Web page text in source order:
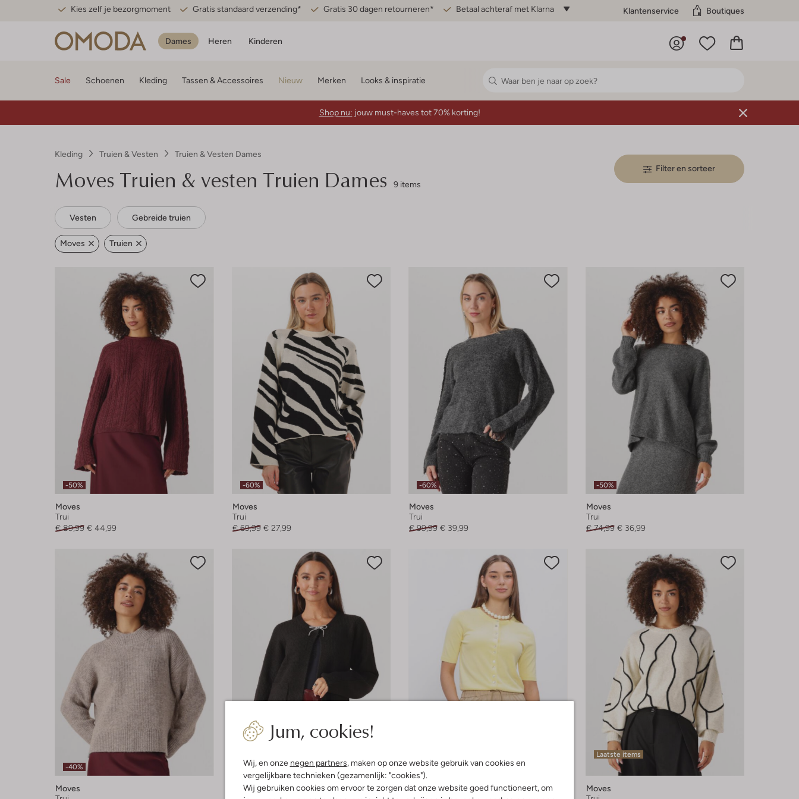
Kies zelf je bezorgmoment Gratis standaard verzending* Gratis 30 dagen retourneren* Betaal achteraf met Klarna Klantenservice Boutiques
Dames Heren Kinderen
Jum, cookies!
Wij, en onze negen partners, maken op onze website gebruik van cookies en
vergelijkbare technieken (gezamenlijk: "cookies").
Wij gebruiken cookies om ervoor te zorgen dat onze website goed functioneert, om
Sale Schoenen Kleding Tassen & Accessoires Nieuw Merken Looks & inspiratie
Shop nu: jouw must-haves tot 70% korting!
Kleding Truien & Vesten Truien & Vesten Dames
Moves Truien & vesten Truien Dames 9 items
Filter en sorteer
Vesten Gebreide truien
Moves Truien
-50%
Moves
Trui
€ 89,99 € 44,99
-60%
Moves
Trui
€ 69,99 € 27,99
-60%
Moves
Trui
€ 99,99 € 39,99
-50%
Moves
Trui
€ 74,99 € 36,99
-40%
Moves
-60%
Moves
Moves
Laatste items
Moves